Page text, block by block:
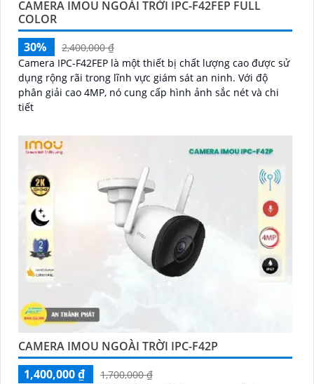
CAMERA IMOU NGOÀI TRỜI IPC-F42FEP FULL
COLOR
30%
2,400,000 ₫
Camera IPC-F42FEP là một thiết bị chất lượng cao được sử
dụng rộng rãi trong lĩnh vực giám sát an ninh. Với độ
phân giải cao 4MP, nó cung cấp hình ảnh sắc nét và chi
tiết
CAMERA IMOU NGOÀI TRỜI IPC-F42P
1,400,000 ₫
1,700,000 ₫